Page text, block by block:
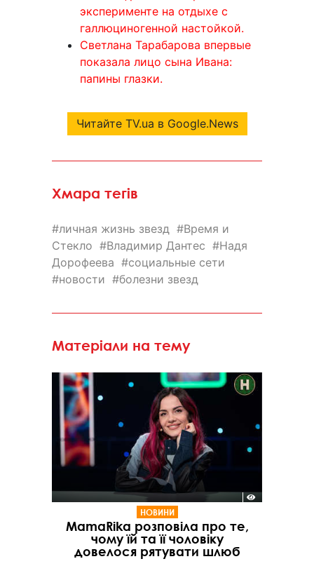
эксперименте на отдыхе с
галлюциногенной настойкой.
Светлана Тарабарова впервые
показала лицо сына Ивана:
папины глазки.
Читайте TV.ua в Google.News
Хмара тегів
личная жизнь звезд
Время и
Стекло
Владимир Дантес
Надя
Дорофеева
социальные сети
новости
болезни звезд
Матеріали на тему
НОВИНИ
MamaRika розповіла про те,
чому їй та її чоловіку
довелося рятувати шлюб